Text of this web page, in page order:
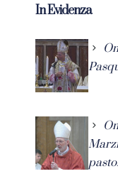
In Evidenza